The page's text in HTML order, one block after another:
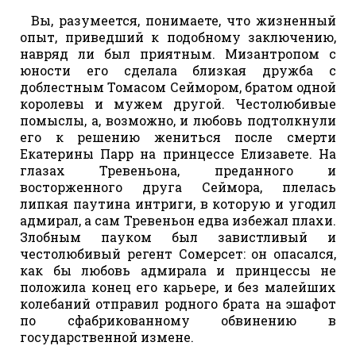
Вы, разумеется, понимаете, что жизненный
опыт, приведший к подобному заключению,
навряд ли был приятным. Мизантропом с
юности его сделала близкая дружба с
доблестным Томасом Сеймором, братом одной
королевы и мужем другой. Честолюбивые
помыслы, а, возможно, и любовь подтолкнули
его к решению жениться после смерти
Екатерины Парр на принцессе Елизавете. На
глазах Тревеньона, преданного и
восторженного друга Сеймора, плелась
липкая паутина интриги, в которую и угодил
адмирал, а сам Тревеньон едва избежал плахи.
Злобным пауком был завистливый и
честолюбивый регент Сомерсет: он опасался,
как бы любовь адмирала и принцессы не
положила конец его карьере, и без малейших
колебаний отправил родного брата на эшафот
по сфабрикованному обвинению в
государственной измене.